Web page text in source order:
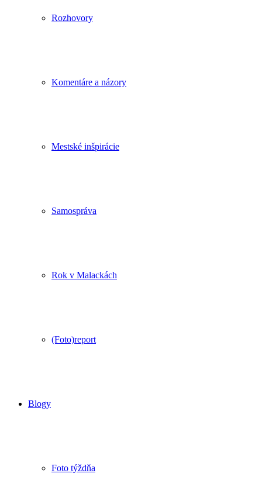
Rozhovory
Komentáre a názory
Mestské inšpirácie
Samospráva
Rok v Malackách
(Foto)report
Blogy
Foto týždňa